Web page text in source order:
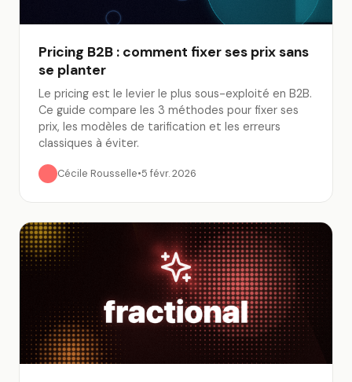
Pricing B2B : comment fixer ses prix sans
se planter
Le pricing est le levier le plus sous-exploité en B2B.
Ce guide compare les 3 méthodes pour fixer ses
prix, les modèles de tarification et les erreurs
classiques à éviter.
Cécile Rousselle•5 févr. 2026